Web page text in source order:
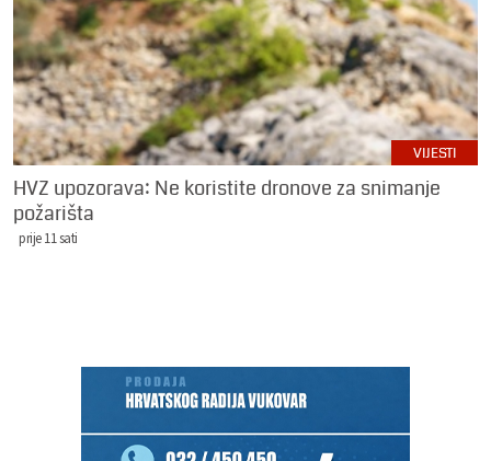
VIJESTI
HVZ upozorava: Ne koristite dronove za snimanje
požarišta
prije 11 sati